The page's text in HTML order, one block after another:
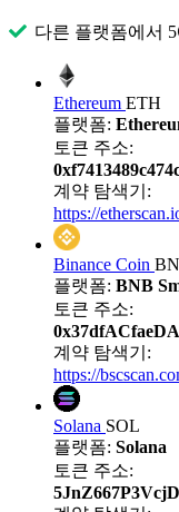
다른 플랫폼에서
Ethereum ETH
플랫폼:
토큰 주소:
계약 탐색기:
https://
Binance Coin
플랫폼: BNB
토큰 주소:
계약 탐색기:
https://
Solana SOL
플랫폼: Solana
토큰 주소: